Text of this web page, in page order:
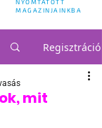
NYOMTATOTT
MAGAZINJAINKBA
Regisztráció
mit